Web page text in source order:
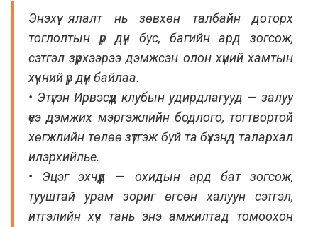
Энэхүү ялалт нь зөвхөн талбайн доторх
тоглолтын үр дүн бус, багийн ард зогсож,
сэтгэл зүрхээрээ дэмжсэн олон хүний хамтын
хүчний үр дүн байлаа.
• Этүгэн Ирвэсүүд клубын удирдлагууд — залуу
үеэ дэмжих мэргэжлийн бодлого, тогтвортой
хөгжлийн төлөө зүтгэж буй та бүхэнд талархал
илэрхийлье.
• Эцэг эхчүүд — охидын ард бат зогсож,
тууштай урам зориг өгсөн халуун сэтгэл,
итгэлийн хүч тань энэ амжилтад томоохон